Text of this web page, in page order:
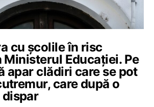
cu școlile în risc
Ministerul Educației. Pe
apar clădiri care se pot
care după o
dispar